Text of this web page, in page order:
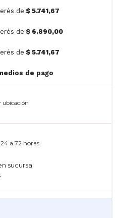
ubicación
24 a 72 horas.
sucursal
de $ 5.741,67
de $ 6.890,00
de $ 5.741,67
cuotas y todos los medios de pago